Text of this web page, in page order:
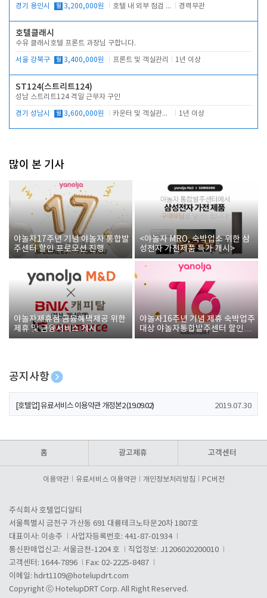
경기 용인시 월 3,200,000원 호텔 내 외부 점검 및 프런트 운영 경력무관
호텔클래시
수유 클래시호텔 프론트 과장님 구합니다.
서울 강북구 월 3,400,000원 프론트 및 객실관리 1년 이상
ST124(스트리트124)
성남 스트리트124 격일 근무자 구인
경기 성남시 월 3,600,000원 카운터 및 객실관리 전반 1년 이상
많이 본 기사
야놀자17주년 기념 야놀자 통합발
주센터 할인 프로모션 진행
<야놀자 MRO, 숙박업소 위한 삼
성전자 가전제품 특가 개시>
야놀자제휴점 금융혜택제공 위한
제휴 및 금융서비스 게시
야놀자16주년 기념 제휴 숙박업주
대상 야놀자통합발주센터 할인쿠
폰 증정
공지사항
[호텔업] 개인정보 처리방침 개정본1 (19.09.02)
[호텔업] 유료서비스 이용약관 개정본2 (19.09.02) 2019.07.30
홈 광고제휴 고객센터
이용약관 유료서비스 이용약관 개인정보처리방침 PC버전
주식회사 호텔업디알티
서울특별시 금천구 가산동 691 대륭테크노타운20차 1807호
대표이사: 이송주
사업자등록번호: 441-87-01934
통신판매업신고: 서울금천-1204 호
직업정보: J1206020200010
고객센터: 1644-7896
Fax: 02-2225-8487
이메일: hdrt1109@hotelupdrt.com
Copyright ⓒ HotelupDRT Corp. All Right Reserved.